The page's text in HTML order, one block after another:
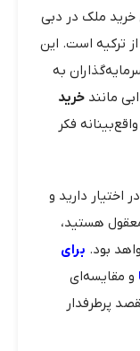
خرید ملک در دبی
۵۰ درصد بالاتر از ترکیه است. این
به
مانند خرید
فکر
دارید و
هستید،
بود. برای
و مقایسه‌ای
پرطرفدار